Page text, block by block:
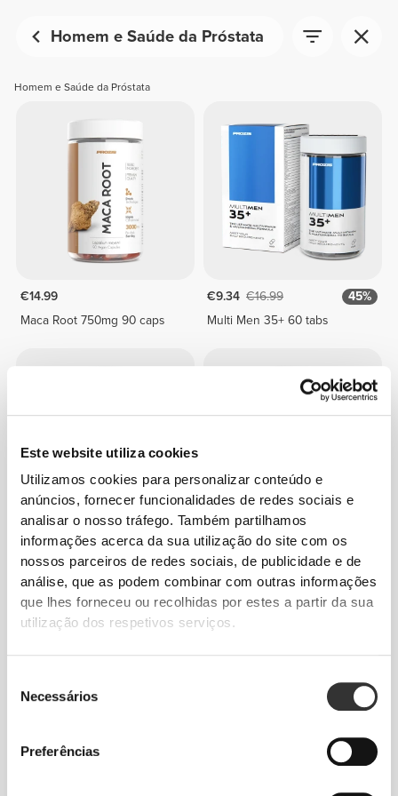
Este website utiliza cookies
Utilizamos cookies para personalizar conteúdo e
anúncios, fornecer funcionalidades de redes sociais e
analisar o nosso tráfego. Também partilhamos
informações acerca da sua utilização do site com os
nossos parceiros de redes sociais, de publicidade e de
análise, que as podem combinar com outras informações
que lhes forneceu ou recolhidas por estes a partir da sua
utilização dos respetivos serviços.
Necessários
Preferências
Homem e Saúde da Próstata
Homem e Saúde da Próstata
€14.99
Maca Root 750mg 90 caps
€9.34 €16.99
45%
Multi Men 35+ 60 tabs
€8.99
Saw Palmetto Extract 60 caps
€14.99
Óleo de Sementes de
Abóbora 1000 mg 60
cápsulas moles
ESGOTADO